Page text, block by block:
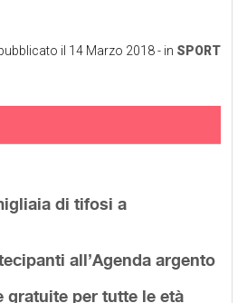
il 14 Marzo 2018- in SPORT
di tifosi a
all’Agenda argento
gratuite per tutte le età